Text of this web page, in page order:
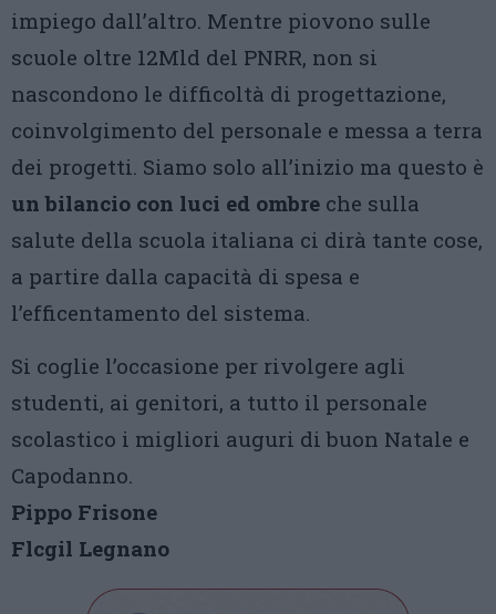
impiego dall’altro. Mentre piovono sulle
scuole oltre 12Mld del PNRR, non si
nascondono le difficoltà di progettazione,
coinvolgimento del personale e messa a terra
dei progetti. Siamo solo all’inizio ma questo è
un bilancio con luci ed ombre che sulla
salute della scuola italiana ci dirà tante cose,
a partire dalla capacità di spesa e
l’efficentamento del sistema.
Si coglie l’occasione per rivolgere agli
studenti, ai genitori, a tutto il personale
scolastico i migliori auguri di buon Natale e
Capodanno.
Pippo Frisone
Flcgil Legnano